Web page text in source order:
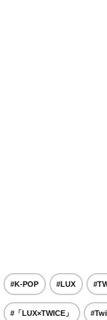
#K-POP #LUX
#「LUX×TWICE」